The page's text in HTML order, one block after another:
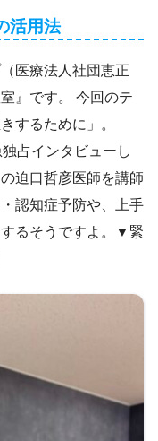
活用法
医療法人社団恵正
』です。 今回のテ
するために」。
占インタビューし
迫口哲彦医師を講師
認知症予防や、上手
るそうですよ。▼緊